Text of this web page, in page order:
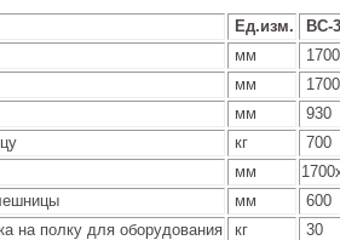
Ед.изм.
ВС-3
мм
мм
мм
930
кг
700
мм
мм
600
на полку для оборудования
кг
30